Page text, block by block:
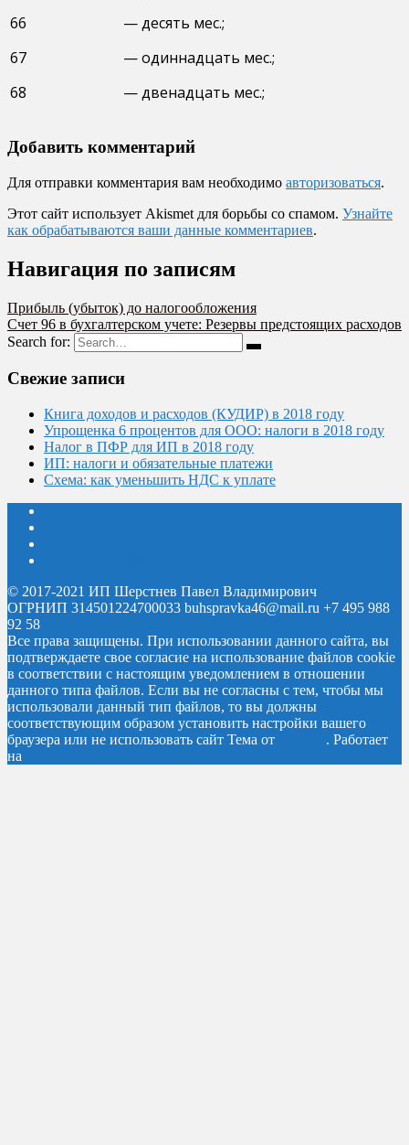
66
67
68
— десять мес.;
— одиннадцать мес.;
— двенадцать мес.;
Добавить комментарий
Для отправки комментария вам необходимо авторизоваться.
Этот сайт использует Akismet для борьбы со спамом. Узнайте
как обрабатываются ваши данные комментариев.
Навигация по записям
Прибыль (убыток) до налогообложения
Счет 96 в бухгалтерском учете: Резервы предстоящих расходов
Search for:
Свежие записи
Книга доходов и расходов (КУДИР) в 2018 году
Упрощенка 6 процентов для ООО: налоги в 2018 году
Налог в ПФР для ИП в 2018 году
ИП: налоги и обязательные платежи
Схема: как уменьшить НДС к уплате
© 2017-2021 ИП Шерстнев Павел Владимирович
ОГРНИП 314501224700033 buhspravka46@mail.ru +7 495 988
92 58
Все права защищены. При использовании данного сайта, вы
подтверждаете свое согласие на использование файлов cookie
в соответствии с настоящим уведомлением в отношении
данного типа файлов. Если вы не согласны с тем, чтобы мы
использовали данный тип файлов, то вы должны
соответствующим образом установить настройки вашего
браузера или не использовать сайт Тема от
. Работает
на